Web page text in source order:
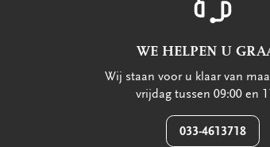
WE HELPEN U
Wij staan voor u klaar van
vrijdag tussen 09:00 en
033-4613718